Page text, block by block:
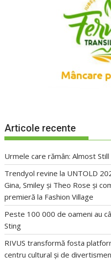
Articole recente
Urmele care rămân: Almost Still
Trendyol revine la UNTOLD
Gina, Smiley și Theo Rose și
premieră la Fashion Village
Peste 100 000 de oameni au
Sting
RIVUS transformă fosta
centru cultural și de